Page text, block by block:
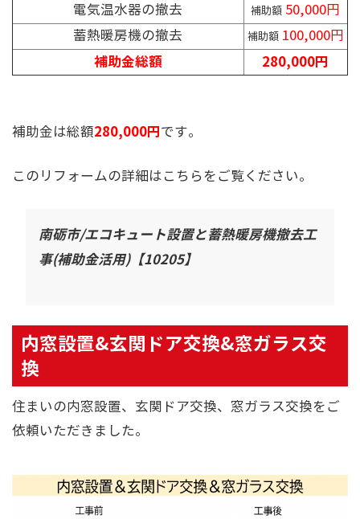
電気温水器の撤去
補助額 50,000円
蓄熱暖房機の撤去
補助額 100,000円
補助金総額 280,000円
補助金は総額280,000円です。
このリフォームの詳細はこちらをご覧ください。
南砺市/エコキュート設置と蓄熱暖房機撤去工
事(補助金活用)【10205】
内窓設置&玄関ドア交換&窓ガラス交
換
住まいの内窓設置、玄関ドア交換、窓ガラス交換をご
依頼いただきました。